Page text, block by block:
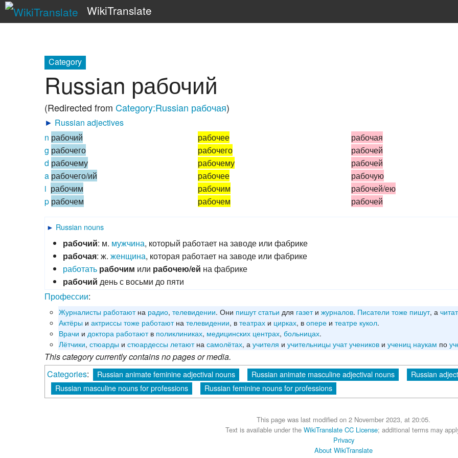
WikiTranslate
Category
Russian рабочий
(Redirected from Category:Russian рабочая)
► Russian adjectives
n рабочий
g рабочего
d рабочему
a рабочего/ий
i рабочим
p рабочем
рабочее
рабочего
рабочему
рабочее
рабочим
рабочем
рабочая
рабочей
рабочей
рабочую
рабочей/ею
рабочей
► Russian nouns
рабочий: м. мужчина, который работает на заводе или фабрике
рабочая: ж. женщина, которая работает на заводе или фабрике
работать рабочим или рабочею/ей на фабрике
рабочий день с восьми до пяти
Профессии:
Журналисты работаютна радио,телевидении. Они пишут статьи для газетижурналов. Писатели тоже пишут, а
Актёры иактриссы тоже работаютнателевидении, втеатрах и цирках, вопере итеатре кукол.
Врачи и доктора работаютв поликлиниках, медицинских центрах,больницах.
Лётчики,стюарды истюардессы летаютнасамолётах, аучителя иучительницы учат учеников иучениц наукам по
This category currently contains no pages or media.
Categories: Russian animate feminine adjectival nouns Russian animate masculine adjectival nouns Russian
Russian masculine nouns for professions
Russian feminine nouns for professions
This page was last modified on 2 November 2023, at 20:05.
Text is available under the WikiTranslate CC License; additional terms may
Privacy
About WikiTranslate